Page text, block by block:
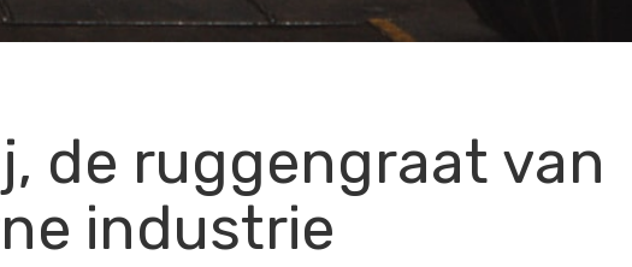
de ruggengraat van
industrie